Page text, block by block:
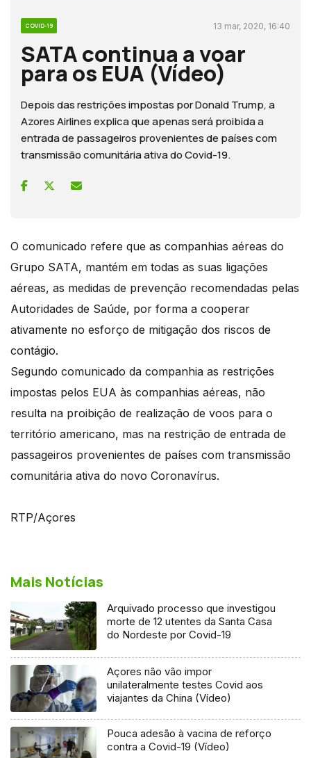
COVID-19 13 mar, 2020, 16:40
SATA continua a voar
para os EUA (Vídeo)
Depois das restrições impostas por Donald Trump, a
Azores Airlines explica que apenas será proibida a
entrada de passageiros provenientes de países com
transmissão comunitária ativa do Covid-19.
O comunicado refere que as companhias aéreas do
Grupo SATA, mantém em todas as suas ligações
aéreas, as medidas de prevenção recomendadas pelas
Autoridades de Saúde, por forma a cooperar
ativamente no esforço de mitigação dos riscos de
contágio.
Segundo comunicado da companhia as restrições
impostas pelos EUA às companhias aéreas, não
resulta na proibição de realização de voos para o
território americano, mas na restrição de entrada de
passageiros provenientes de países com transmissão
comunitária ativa do novo Coronavírus.
RTP/Açores
Mais Notícias
Arquivado processo que investigou
morte de 12 utentes da Santa Casa
do Nordeste por Covid-19
Açores não vão impor
unilateralmente testes Covid aos
viajantes da China (Vídeo)
Pouca adesão à vacina de reforço
contra a Covid-19 (Vídeo)